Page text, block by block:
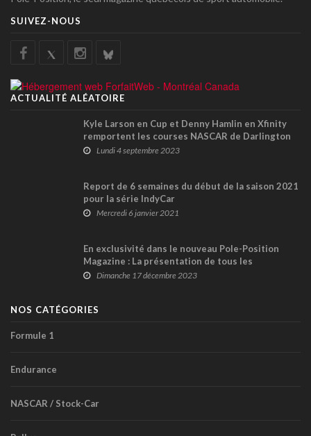
SUIVEZ-NOUS
ACTUALITÉ ALÉATOIRE
Kyle Larson en Cup et Denny Hamlin en Xfinity
remportent les courses NASCAR de Darlington
(+ vidéos)
Lundi 4 septembre 2023
Report de 6 semaines du début de la saison 2021
pour la série IndyCar
Mercredi 6 janvier 2021
En exclusivité dans le nouveau Pole-Position
Magazine : La présentation de tous les
événements de l’hiver en rallye, au Québec
Dimanche 17 décembre 2023
NOS CATÉGORIES
Formule 1
Endurance
NASCAR / Stock-Car